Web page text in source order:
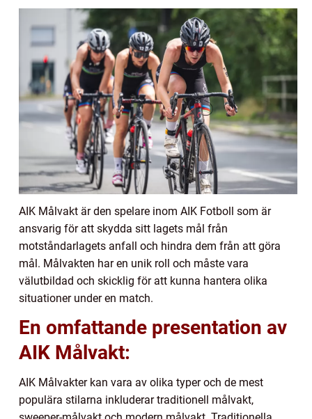
AIK Målvakt är den spelare inom AIK Fotboll som är
ansvarig för att skydda sitt lagets mål från
motståndarlagets anfall och hindra dem från att göra
mål. Målvakten har en unik roll och måste vara
välutbildad och skicklig för att kunna hantera olika
situationer under en match.
En omfattande presentation av
AIK Målvakt:
AIK Målvakter kan vara av olika typer och de mest
populära stilarna inkluderar traditionell målvakt,